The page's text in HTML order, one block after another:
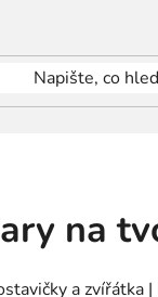
na
a zvířátka